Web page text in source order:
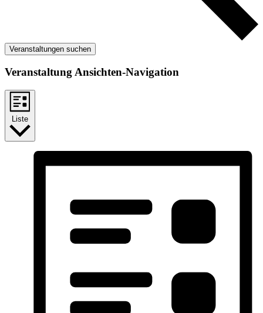
Veranstaltungen suchen
Veranstaltung Ansichten-Navigation
Liste